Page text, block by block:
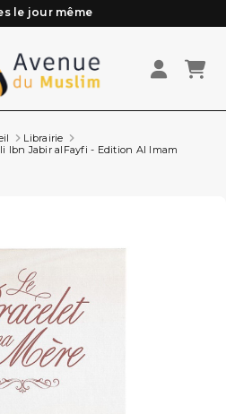
FAQ
89€ d'achat*
15h (lun au Vend)
Librairie
Ibn Jabir alFayfi - Edition Al Imam